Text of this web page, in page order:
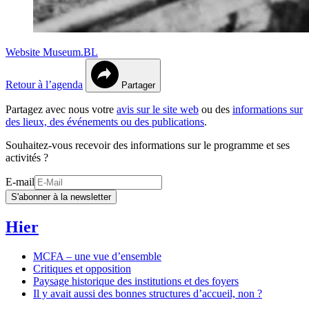
Website Museum.BL
Retour à l’agenda Partager
Partagez avec nous votre avis sur le site web ou des informations sur
des lieux, des événements ou des publications.
Souhaitez-vous recevoir des informations sur le programme et ses
activités ?
E-mail
S'abonner à la newsletter
Hier
MCFA – une vue d’ensemble
Critiques et opposition
Paysage historique des institutions et des foyers
Il y avait aussi des bonnes structures d’accueil, non ?